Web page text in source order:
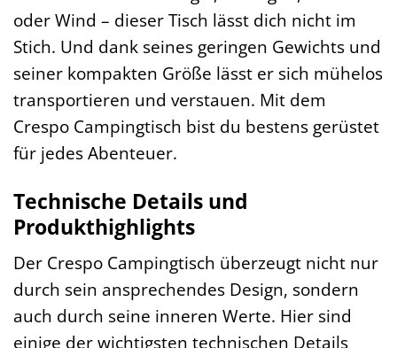
oder Wind – dieser Tisch lässt dich nicht im
Stich. Und dank seines geringen Gewichts und
seiner kompakten Größe lässt er sich mühelos
transportieren und verstauen. Mit dem
Crespo Campingtisch bist du bestens gerüstet
für jedes Abenteuer.
Technische Details und
Produkthighlights
Der Crespo Campingtisch überzeugt nicht nur
durch sein ansprechendes Design, sondern
auch durch seine inneren Werte. Hier sind
einige der wichtigsten technischen Details